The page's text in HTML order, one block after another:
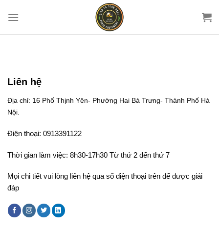
đến
Liên hệ
Địa chỉ: 16 Phố Thịnh Yên- Phường Hai Bà Trưng- Thành Phố Hà
Nội.
Điện thoại: 0913391122
Thời gian làm việc: 8h30-17h30 Từ thứ 2 đến thứ 7
Mọi chi tiết vui lòng liên hệ qua số điện thoại trên để được giải
đáp